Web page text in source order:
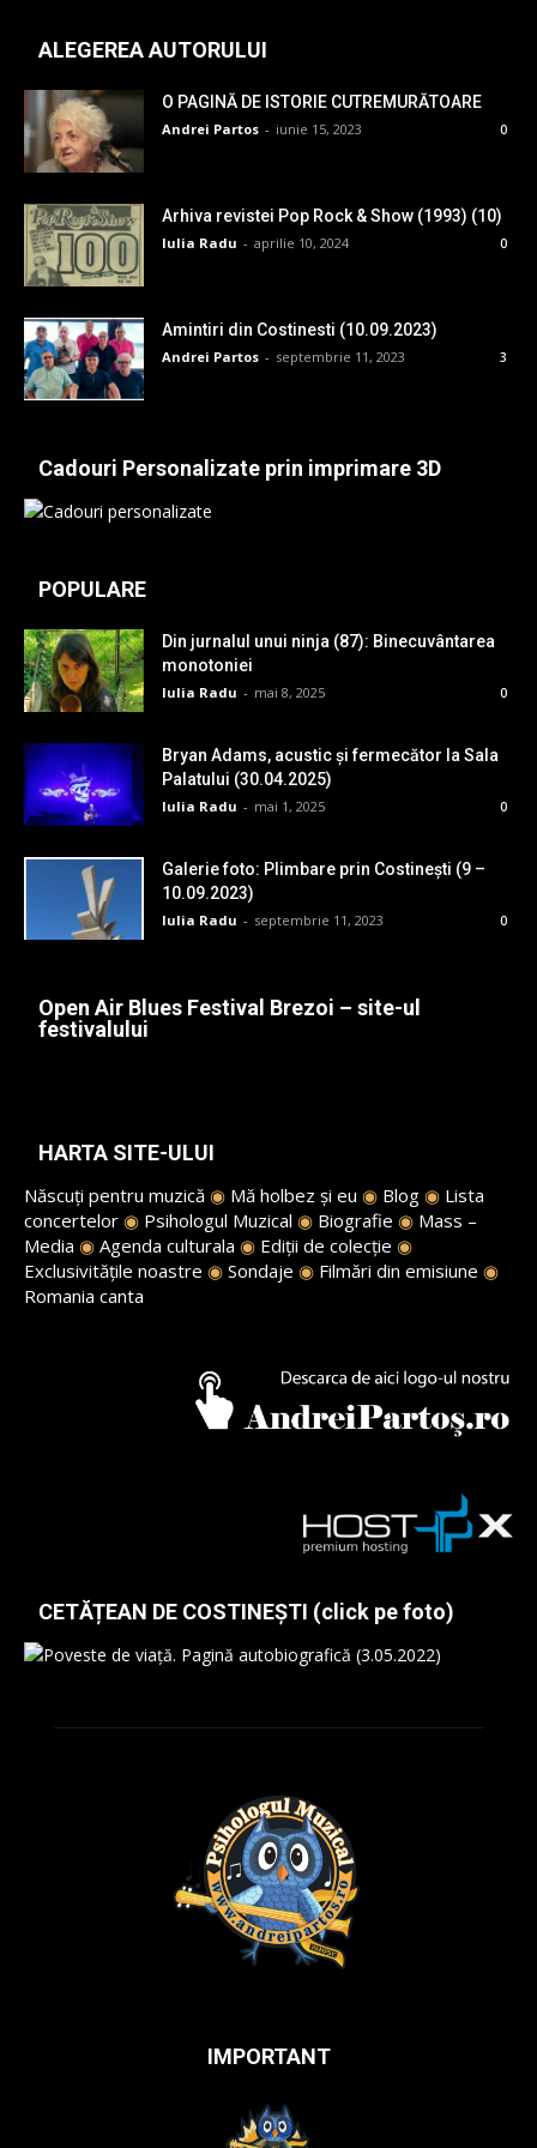
ALEGEREA AUTORULUI
O PAGINĂ DE ISTORIE CUTREMURĂTOARE
Andrei Partos - iunie 15, 2023 0
Arhiva revistei Pop Rock & Show (1993) (10)
Iulia Radu - aprilie 10, 2024 0
Amintiri din Costinesti (10.09.2023)
Andrei Partos - septembrie 11, 2023 3
Cadouri Personalizate prin imprimare 3D
POPULARE
Din jurnalul unui ninja (87): Binecuvântarea
monotoniei
Iulia Radu - mai 8, 2025 0
Bryan Adams, acustic și fermecător la Sala
Palatului (30.04.2025)
Iulia Radu - mai 1, 2025 0
Galerie foto: Plimbare prin Costinești (9 –
10.09.2023)
Iulia Radu - septembrie 11, 2023 0
Open Air Blues Festival Brezoi – site-ul
festivalului
HARTA SITE-ULUI
Născuți pentru muzică ◉ Mă holbez și eu ◉ Blog ◉ Lista
concertelor ◉ Psihologul Muzical ◉ Biografie ◉ Mass –
Media ◉ Agenda culturala ◉ Ediții de colecție ◉
Exclusivitățile noastre ◉ Sondaje ◉ Filmări din emisiune ◉
Romania canta
CETĂȚEAN DE COSTINEȘTI (click pe foto)
IMPORTANT